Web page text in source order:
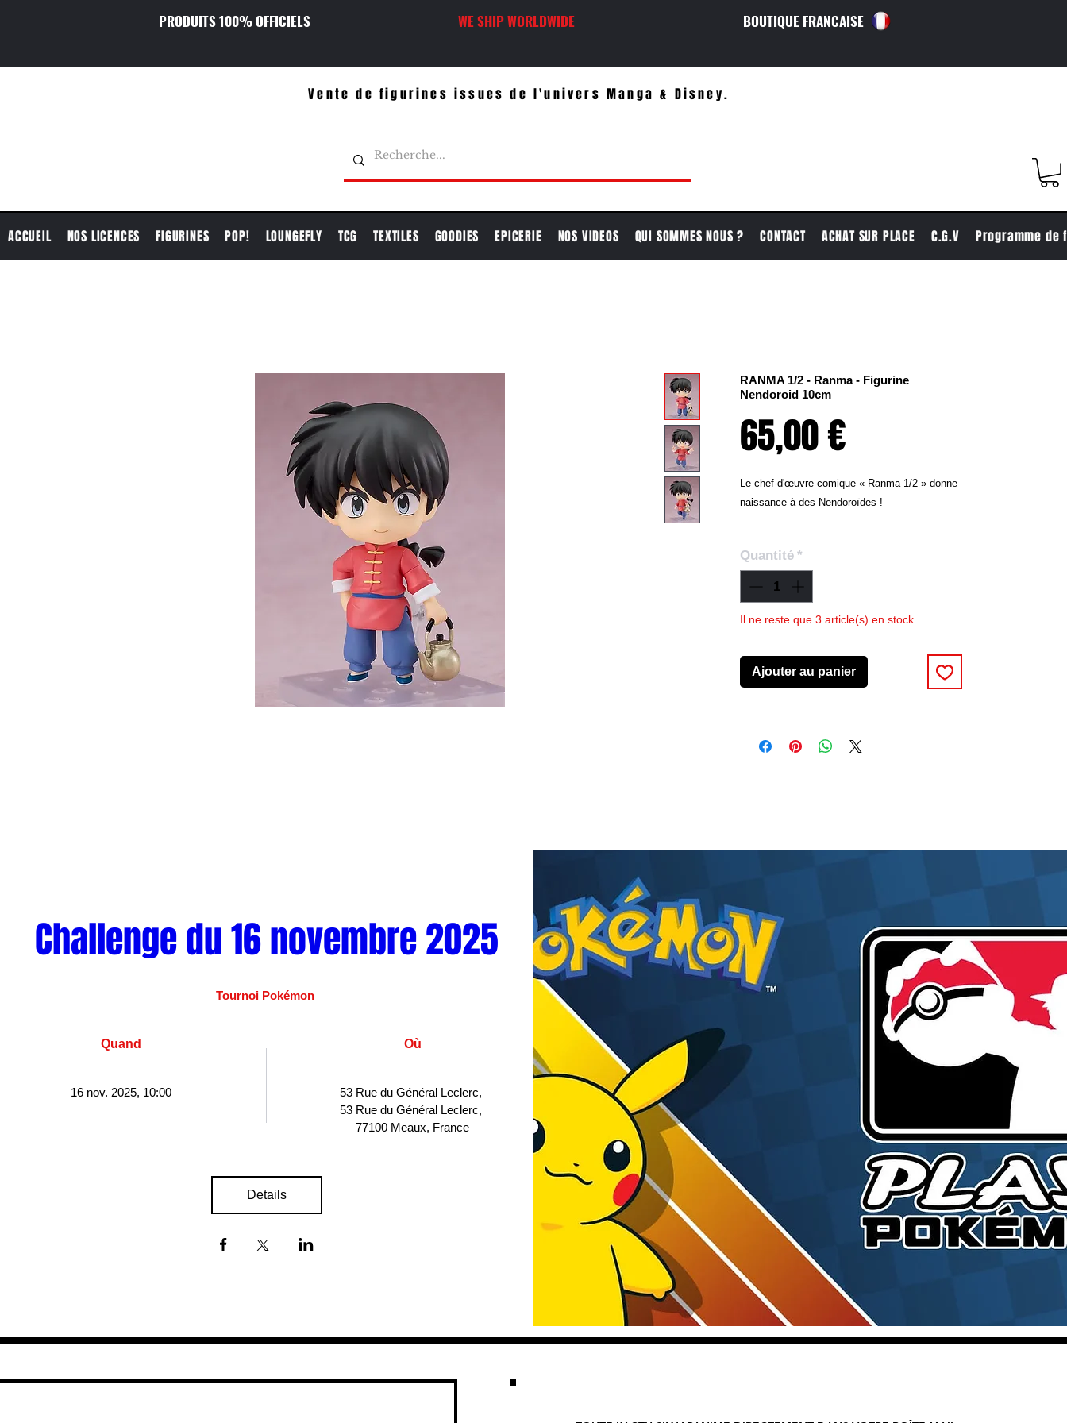
PRODUITS 100% OFFICIELS WE SHIP WORLDWIDE BOUTIQUE FRANCAISE
Vente de figurines issues de l'univers Manga & Disney.
ACCUEIL NOS LICENCES FIGURINES POP! LOUNGEFLY TCG TEXTILES GOODIES EPICERIE NOS VIDEOS QUI SOMMES NOUS ? CONTACT ACHAT SUR PLACE C.G.V Programme de
RANMA 1/2 - Ranma - Figurine
Nendoroid 10cm
65,00 €
Le chef-d'œuvre comique « Ranma 1/2 » donne
naissance à des Nendoroïdes !
de Ranma Saotome !
- Visage ahuri
Pièces optionnelles
Quantité *
Il ne reste que 3 article(s) en stock
Ajouter au panier
Challenge du 16 novembre 2025
Tournoi Pokémon
Quand
16 nov. 2025, 10:00
Où
53 Rue du Général Leclerc,
53 Rue du Général Leclerc,
77100 Meaux, France
Details